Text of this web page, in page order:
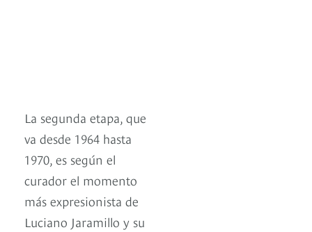
La segunda etapa, que
va desde 1964 hasta
1970, es según el
curador el momento
más expresionista de
Luciano Jaramillo y su